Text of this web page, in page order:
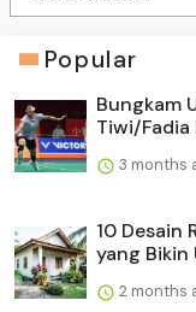
Popular
Bungkam
Tiwi/Fadia
3 months
10 Desain
yang Bikin
2 months